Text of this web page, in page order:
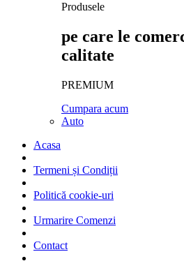
Produsele
pe care le
calitate
PREMIUM
Cumpara acum
Auto
Acasa
Termeni și Condiții
Politică cookie-uri
Urmarire Comenzi
Contact